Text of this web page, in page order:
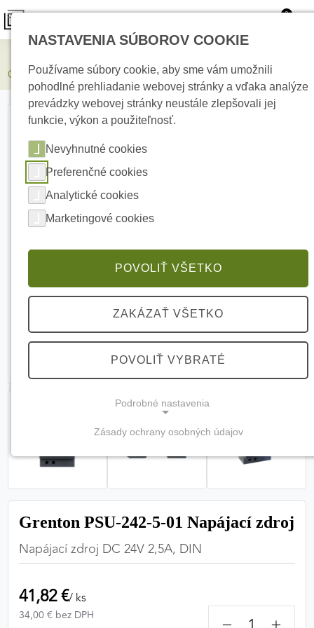
0
Grenton PSU-242-5-01 Napájací zdroj
Grenton PSU-242-5-01 Napájací zdroj
Napájací zdroj DC 24V 2,5A, DIN
41,82 €/ ks
34,00 € bez DPH
NASTAVENIA SÚBOROV COOKIE
Používame súbory cookie, aby sme vám umožnili
pohodlné prehliadanie webovej stránky a vďaka analýze
prevádzky webovej stránky neustále zlepšovali jej
funkcie, výkon a použiteľnosť.
Nevyhnutné cookies
Preferenčné cookies
Analytické cookies
Marketingové cookies
POVOLIŤ VŠETKO
ZAKÁZAŤ VŠETKO
POVOLIŤ VYBRATÉ
Podrobné nastavenia
(vždy aktívne, nemožno vypnúť)
Tieto cookies sú potrebné na správne fungovanie
zabezpečiť jej plnú funkčnosť.
Nevyhnutné cookies
PREFERENČNÉ COOKIES
Zásady ochrany osobných údajov